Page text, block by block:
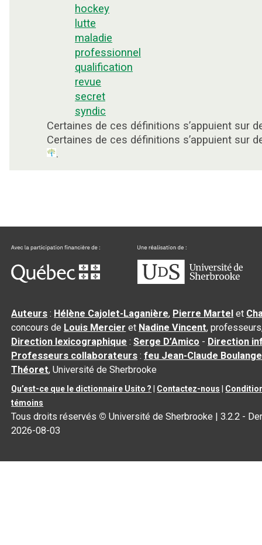
hockey
lutte
maladie
professionnel
qualification
revue
secret
syndic
Certaines de ces définitions s’appuient sur
Certaines de ces définitions s’appuient sur
.
Auteurs : Hélène Cajolet-Laganière, Pierre Martel et
concours de Louis Mercier et Nadine Vincent,
Direction lexicographique :Serge D’Amico - Direction
Professeurs collaborateurs :feu Jean-Claude
Théoret, Université de Sherbrooke
Qu’est-ce que le dictionnaire Usito ? Contactez-nous
témoins
Tous droits réservés © Université de Sherbrooke |3.2.2 -
2026-08-03